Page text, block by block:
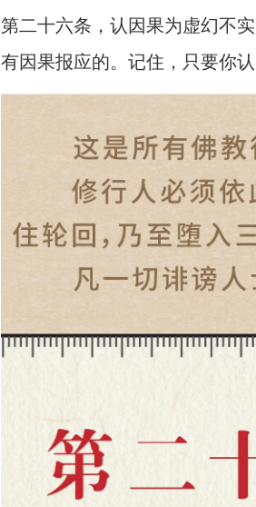
第二十六条，认因果为虚幻不
有因果报应的。记住，只要你